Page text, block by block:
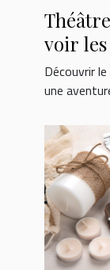
voir
Découvrir
une